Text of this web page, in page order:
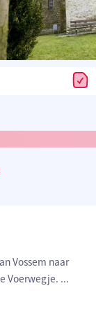
Vossem naar
Voerwegje. ...